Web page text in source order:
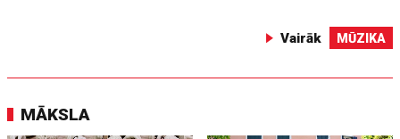
Vairāk MŪZIKA
MĀKSLA